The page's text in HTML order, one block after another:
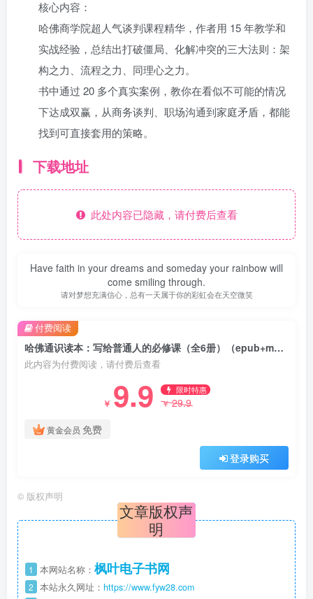
核心内容：
哈佛商学院超人气谈判课程精华，作者用 15 年教学和
实战经验，总结出打破僵局、化解冲突的三大法则：架
构之力、流程之力、同理心之力。
书中通过 20 多个真实案例，教你在看似不可能的情况
下达成双赢，从商务谈判、职场沟通到家庭矛盾，都能
找到可直接套用的策略。
下载地址
此处内容已隐藏，请付费后查看
Have faith in your dreams and someday your rainbow will
come smiling through.
请对梦想充满信心，总有一天属于你的彩虹会在天空微笑
哈佛通识读本：写给普通人的必修课（全6册）（epub+mobi+azw3+pdf）
此内容为付费阅读，请付费后查看
￥ 9.9 限时特惠
￥29.9
黄金会员 免费
登录购买
付费阅读
© 版权声明
文章版权声
明
1 本网站名称： 枫叶电子书网
2 本站永久网址： https://www.fyw28.com